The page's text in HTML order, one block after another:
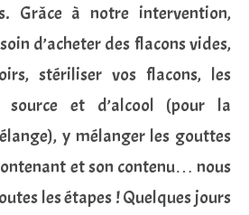
Grâce à notre intervention,
d’acheter des flacons vides,
stériliser vos flacons, les
source et d’alcool (pour la
y mélanger les gouttes
et son contenu… nous
les étapes ! Quelques jours